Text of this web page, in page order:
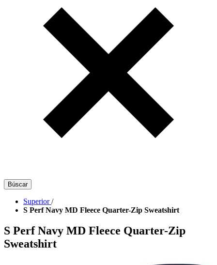
Búscar
Superior /
S Perf Navy MD Fleece Quarter-Zip Sweatshirt
S Perf Navy MD Fleece Quarter-Zip
Sweatshirt